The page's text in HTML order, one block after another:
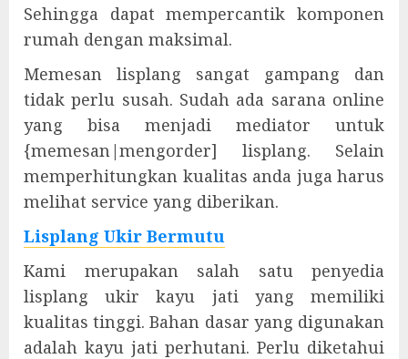
Sehingga dapat mempercantik komponen
rumah dengan maksimal.
Memesan lisplang sangat gampang dan
tidak perlu susah. Sudah ada sarana online
yang bisa menjadi mediator untuk
{memesan|mengorder] lisplang. Selain
memperhitungkan kualitas anda juga harus
melihat service yang diberikan.
Lisplang Ukir Bermutu
Kami merupakan salah satu penyedia
lisplang ukir kayu jati yang memiliki
kualitas tinggi. Bahan dasar yang digunakan
adalah kayu jati perhutani. Perlu diketahui